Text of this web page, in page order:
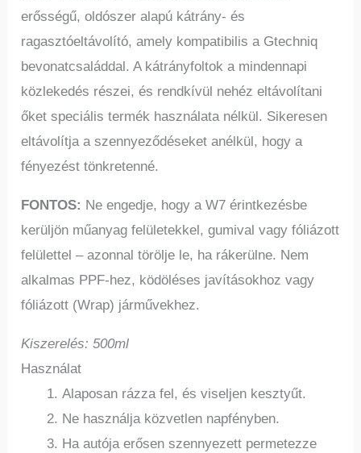
erősségű, oldószer alapú kátrány- és
ragasztóeltávolító, amely kompatibilis a Gtechniq
bevonatcsaláddal. A kátrányfoltok a mindennapi
közlekedés részei, és rendkívül nehéz eltávolítani
őket speciális termék használata nélkül. Sikeresen
eltávolítja a szennyeződéseket anélkül, hogy a
fényezést tönkretenné.
FONTOS: Ne engedje, hogy a W7 érintkezésbe
kerüljön műanyag felületekkel, gumival vagy fóliázott
felülettel – azonnal törölje le, ha rákerülne. Nem
alkalmas PPF-hez, ködöléses javításokhoz vagy
fóliázott (Wrap) járművekhez.
Kiszerelés: 500ml
Használat
Alaposan rázza fel, és viseljen kesztyűt.
Ne használja közvetlen napfényben.
Ha autója erősen szennyezett permetezze